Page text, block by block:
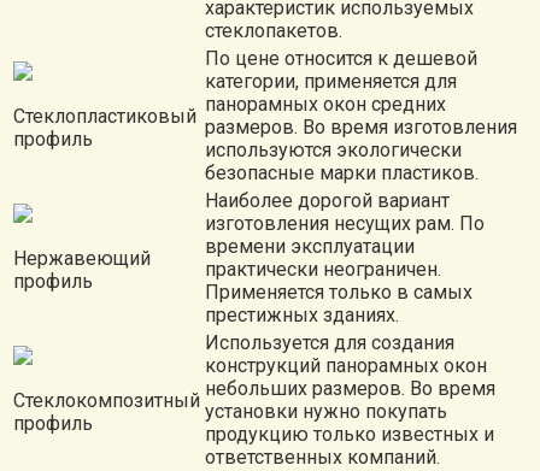
характеристик используемых
стеклопакетов.
Стеклопластиковый
профиль
По цене относится к дешевой
категории, применяется для
панорамных окон средних
размеров. Во время изготовления
используются экологически
безопасные марки пластиков.
Нержавеющий
профиль
Наиболее дорогой вариант
изготовления несущих рам. По
времени эксплуатации
практически неограничен.
Применяется только в самых
престижных зданиях.
Стеклокомпозитный
профиль
Используется для создания
конструкций панорамных окон
небольших размеров. Во время
установки нужно покупать
продукцию только известных и
ответственных компаний.